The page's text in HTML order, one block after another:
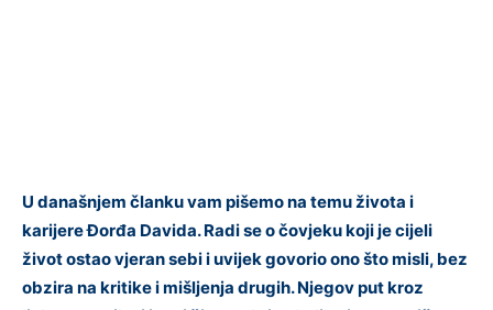
U današnjem članku vam pišemo na temu života i
karijere Đorđa Davida. Radi se o čovjeku koji je cijeli
život ostao vjeran sebi i uvijek govorio ono što misli, bez
obzira na kritike i mišljenja drugih. Njegov put kroz